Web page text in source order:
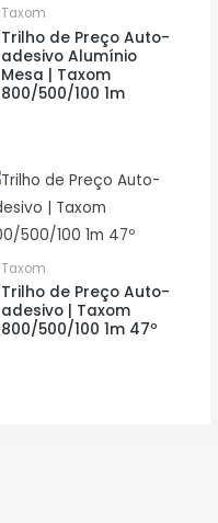
Taxom
Trilho de Preço Auto-
adesivo Alumínio
Mesa | Taxom
800/500/100 1m
Taxom
Trilho de Preço Auto-
adesivo | Taxom
800/500/100 1m 47º